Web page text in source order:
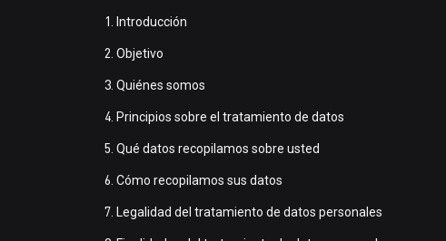
Introducción
Objetivo
Quiénes somos
Principios sobre el tratamiento de datos
Qué datos recopilamos sobre usted
Cómo recopilamos sus datos
Legalidad del tratamiento de datos personales